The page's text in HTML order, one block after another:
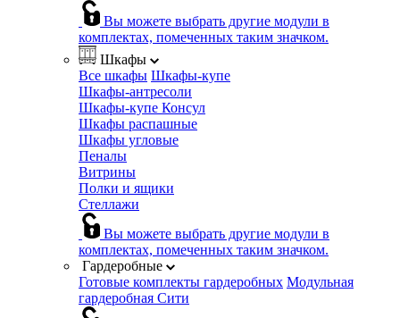
Вы можете выбрать другие модули в
комплектах, помеченных таким значком.
Шкафы
Все шкафы Шкафы-купе
Шкафы-антресоли
Шкафы-купе Консул
Шкафы распашные
Шкафы угловые
Пеналы
Витрины
Полки и ящики
Стеллажи
Вы можете выбрать другие модули в
комплектах, помеченных таким значком.
Гардеробные
Готовые комплекты гардеробных Модульная
гардеробная Сити